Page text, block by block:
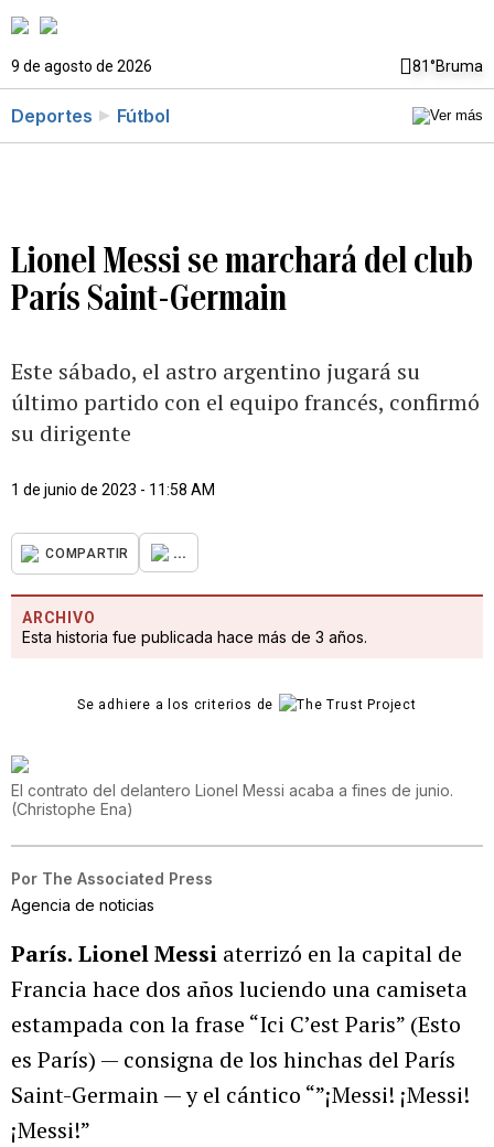
9 de agosto de 2026 81°Bruma
Deportes Fútbol
Lionel Messi se marchará del club
París Saint-Germain
Este sábado, el astro argentino jugará su
último partido con el equipo francés, confirmó
su dirigente
1 de junio de 2023 - 11:58 AM
COMPARTIR ...
ARCHIVO
Esta historia fue publicada hace más de 3 años.
Se adhiere a los criterios de
El contrato del delantero Lionel Messi acaba a fines de junio.
(Christophe Ena)
Por The Associated Press
Agencia de noticias
París. Lionel Messi aterrizó en la capital de
Francia hace dos años luciendo una camiseta
estampada con la frase “Ici C’est Paris” (Esto
es París) — consigna de los hinchas del París
Saint-Germain — y el cántico “”¡Messi! ¡Messi!
¡Messi!”